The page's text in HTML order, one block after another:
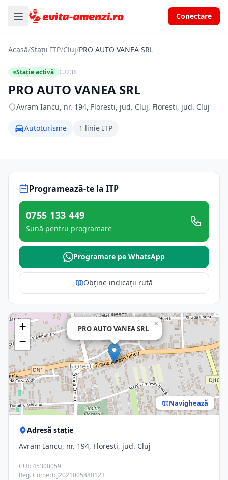
Conectare
Acasă/Stații ITP/Cluj/PRO AUTO VANEA SRL
Stație activă CJ238
PRO AUTO VANEA SRL
Avram Iancu, nr. 194, Floresti, jud. Cluj, Floresti, jud. Cluj
Autoturisme 1 linie ITP
Programează-te la ITP
0755 133 449
Sună pentru programare
Programare pe WhatsApp
Obține indicații rută
PRO AUTO VANEA SRL
×
+
−
Navighează
Adresă stație
Avram Iancu, nr. 194, Floresti, jud. Cluj
CUI: 45300059
Reg. Comerț: J2021005880123